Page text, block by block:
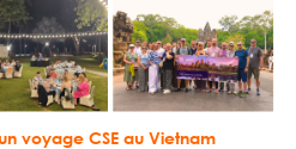
voyage CSE au Vietnam